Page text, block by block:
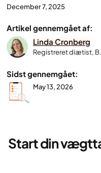
December 7, 2025
Artikel gennemgået af:
Linda Cronberg
Registreret diætist,
Sidst gennemgået:
May 13, 2026
Start din